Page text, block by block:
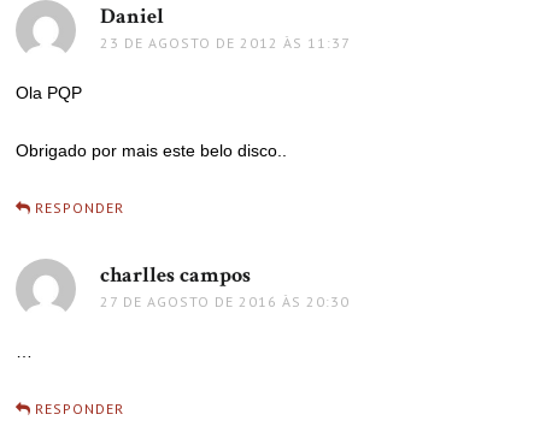
Daniel
23 DE AGOSTO DE 2012 ÀS 11:37
Ola PQP
Obrigado por mais este belo disco..
RESPONDER
charlles campos
27 DE AGOSTO DE 2016 ÀS 20:30
RESPONDER